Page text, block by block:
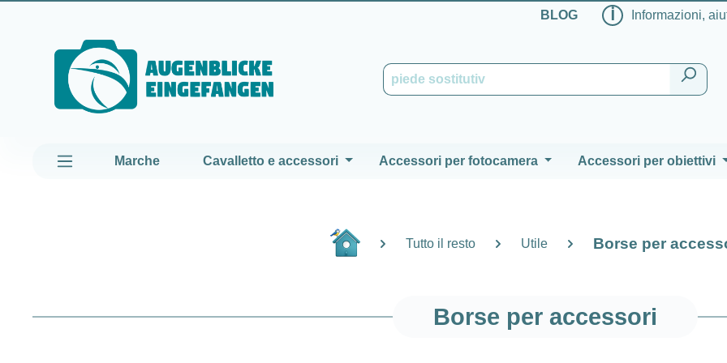
BLOG ℹ Informazioni,
Marche Cavalletto e accessori Accessori per fotocamera Accessori per obiettivi
Tutto il resto Utile Borse per
Borse per accessori